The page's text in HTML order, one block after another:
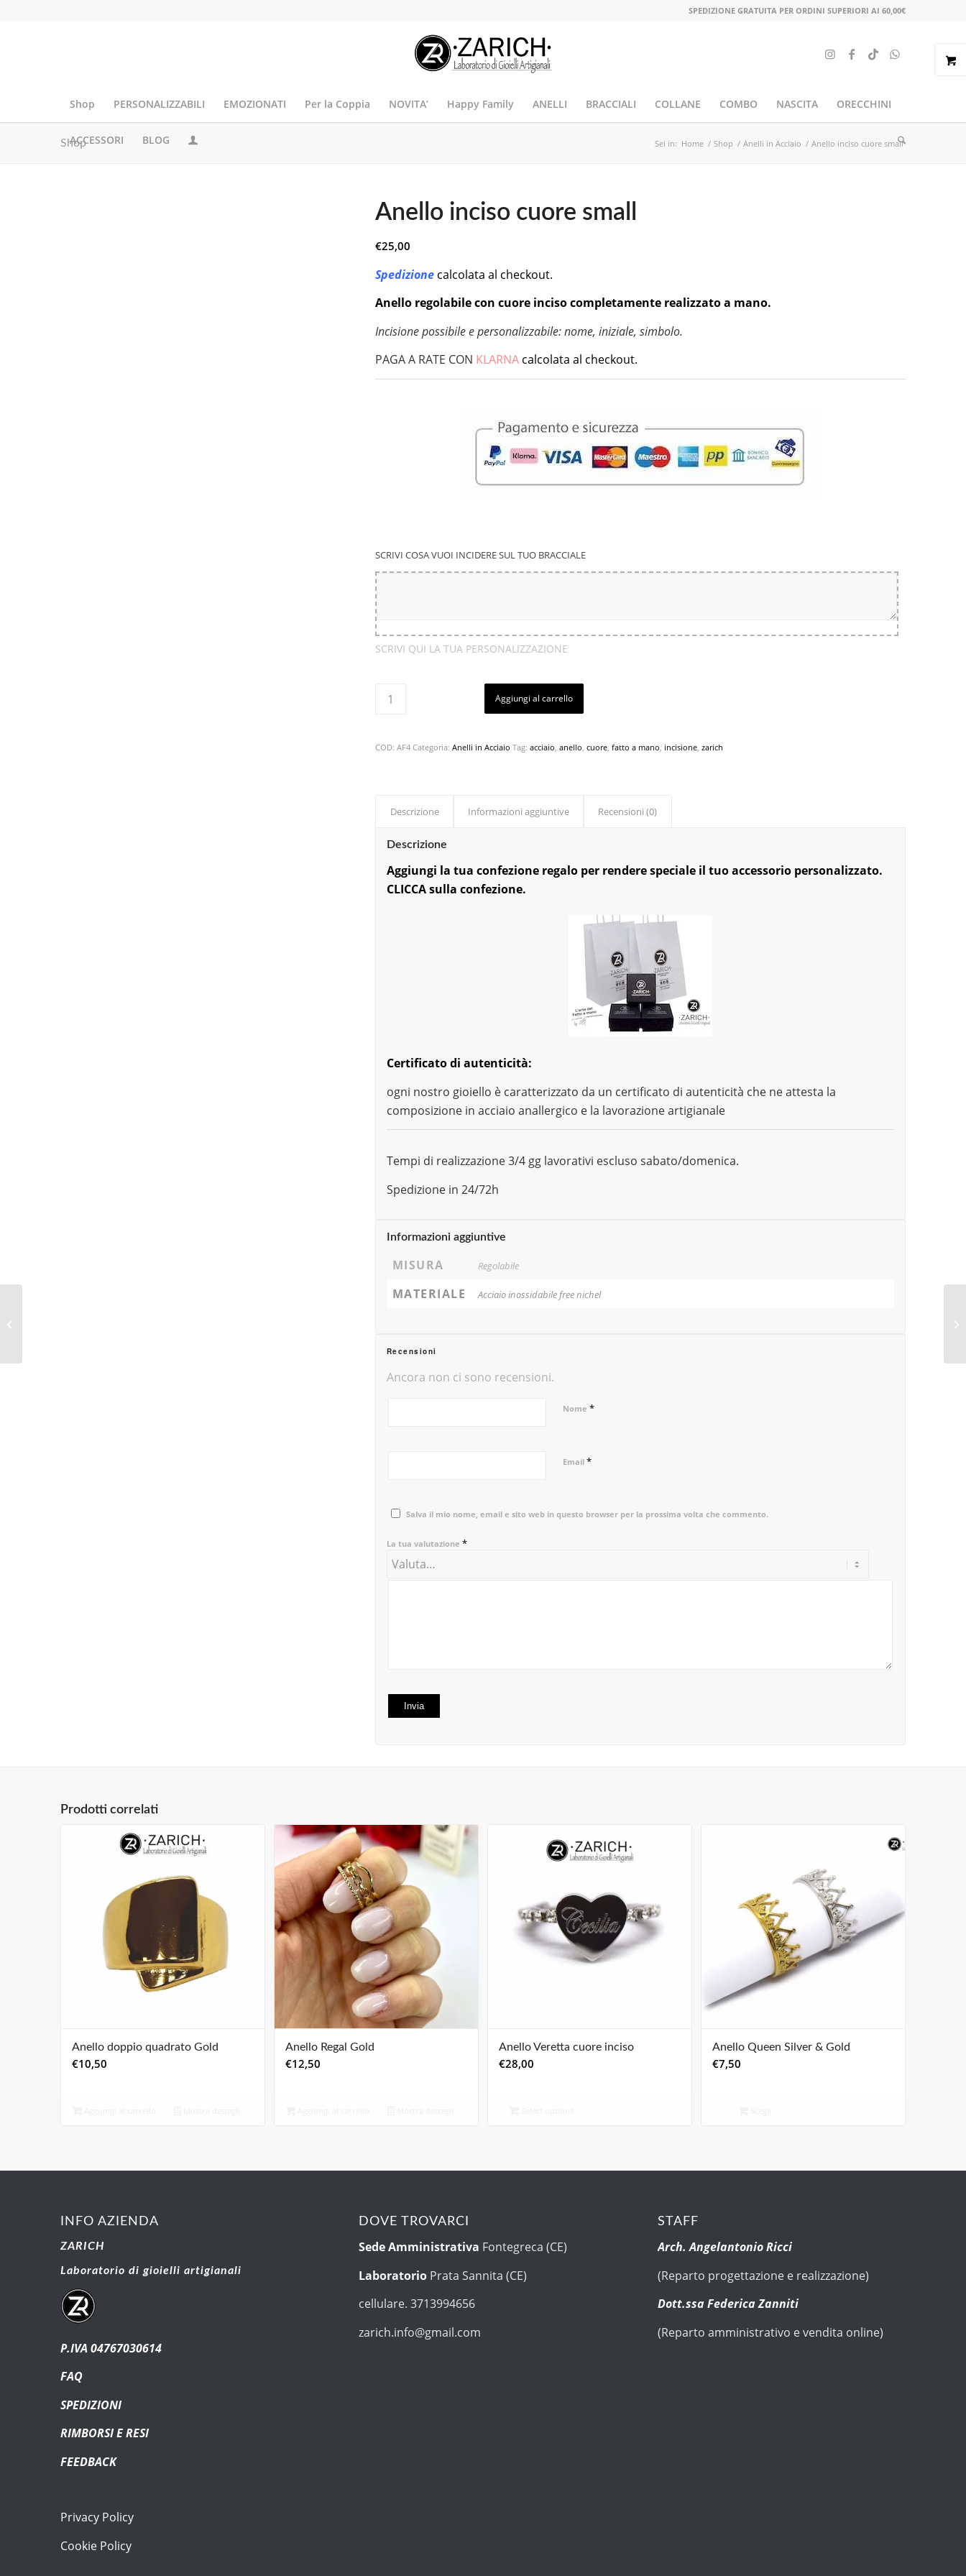
SPEDIZIONE GRATUITA PER ORDINI SUPERIORI AI 60,00€
Shop PERSONALIZZABILI EMOZIONATI Per la Coppia NOVITA’ Happy Family ANELLI BRACCIALI COLLANE COMBO NASCITA ORECCHINI
ACCESSORI BLOG
Shop Sei in: Home / Shop / Anelli in Acciaio / Anello inciso cuore small
Anello inciso cuore small
€25,00
Spedizione calcolata al checkout.
Anello regolabile con cuore inciso completamente realizzato a mano.
Incisione possibile e personalizzabile: nome, iniziale, simbolo.
PAGA A RATE CON KLARNA calcolata al checkout.
SCRIVI COSA VUOI INCIDERE SUL TUO BRACCIALE
SCRIVI QUI LA TUA PERSONALIZZAZIONE
Aggiungi al carrello
COD: AF4 Categoria: Anelli in Acciaio Tag: acciaio, anello, cuore, fatto a mano, incisione, zarich
Descrizione Informazioni aggiuntive Recensioni (0)
Descrizione
Aggiungi la tua confezione regalo per rendere speciale il tuo accessorio personalizzato.
CLICCA sulla confezione.
Certificato di autenticità:
ogni nostro gioiello è caratterizzato da un certificato di autenticità che ne attesta la
composizione in acciaio anallergico e la lavorazione artigianale
Tempi di realizzazione 3/4 gg lavorativi escluso sabato/domenica.
Spedizione in 24/72h
Informazioni aggiuntive
MISURA Regolabile
MATERIALE Acciaio inossidabile free nichel
Recensioni
Ancora non ci sono recensioni.
Nome *
Email *
Salva il mio nome, email e sito web in questo browser per la prossima volta che commento.
La tua valutazione *
Prodotti correlati
Anello doppio quadrato Gold
€10,50
Anello Regal Gold
€12,50
Anello Veretta cuore inciso
€28,00
Anello Queen Silver & Gold
€7,50
INFO AZIENDA
ZARICH
Laboratorio di gioielli artigianali
P.IVA 04767030614
FAQ
SPEDIZIONI
RIMBORSI E RESI
FEEDBACK
Privacy Policy
Cookie Policy
DOVE TROVARCI
Sede Amministrativa Fontegreca (CE)
Laboratorio Prata Sannita (CE)
cellulare. 3713994656
zarich.info@gmail.com
STAFF
Arch. Angelantonio Ricci
(Reparto progettazione e realizzazione)
Dott.ssa Federica Zanniti
(Reparto amministrativo e vendita online)